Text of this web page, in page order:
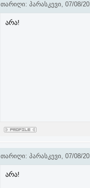
თარიღი: პარასკევი, 07/08/
არა!
თარიღი: პარასკევი, 07/08/
არა!